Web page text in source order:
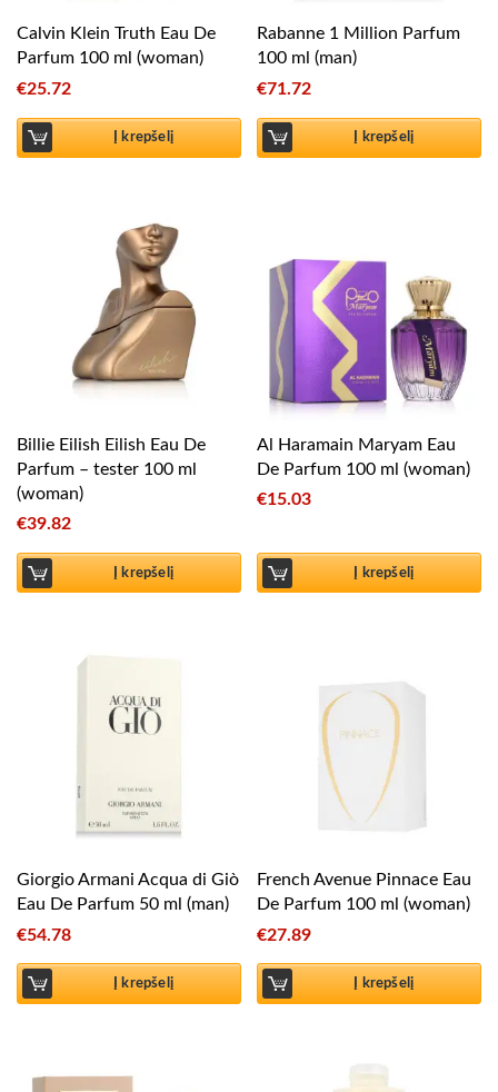
Calvin Klein Truth Eau De
Parfum 100 ml (woman)
€25.72
Į krepšelį
Rabanne 1 Million Parfum
100 ml (man)
€71.72
Į krepšelį
Billie Eilish Eilish Eau De
Parfum – tester 100 ml
(woman)
€39.82
Į krepšelį
Al Haramain Maryam Eau
De Parfum 100 ml (woman)
€15.03
Į krepšelį
Giorgio Armani Acqua di Giò
Eau De Parfum 50 ml (man)
€54.78
Į krepšelį
French Avenue Pinnace Eau
De Parfum 100 ml (woman)
€27.89
Į krepšelį